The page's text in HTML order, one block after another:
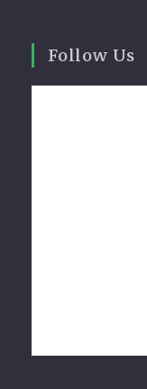
Follow Us